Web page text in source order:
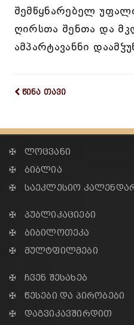
შემწყნარებელ
ღირსთა შენთა და
ამპარტავანნი
წინა თავი
✠ ლოცვანი
✠ ბიბლია
✠ საეკლესიო
✠ პუბლიკაციები
✠ ბიბილოთეკა
✠ მულტფილმები
✠ ჩვენ შესახებ
✠ წესები და პირობები
✠ დაგვიკავშირდით